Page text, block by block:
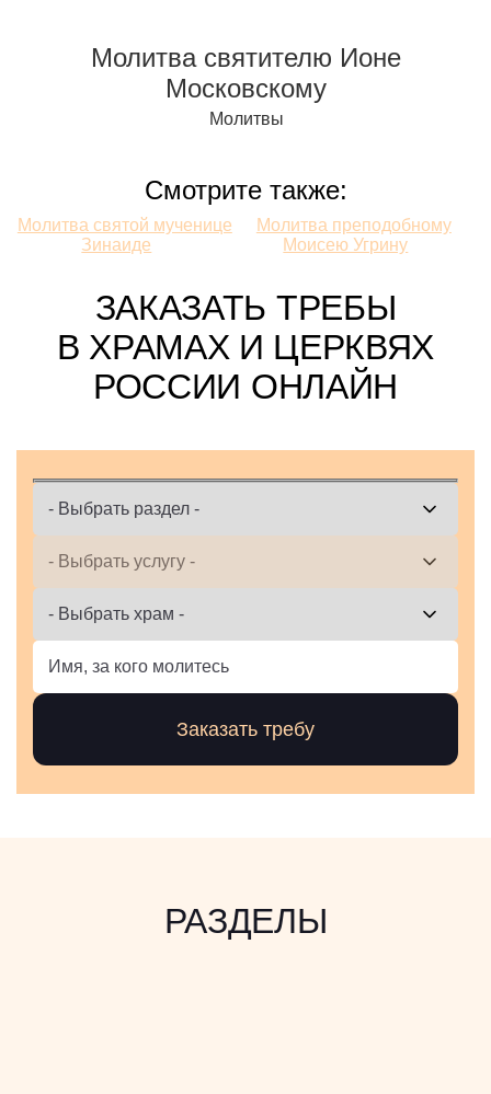
Молитва святителю Ионе
Московскому
Молитвы
Смотрите также:
Смотрите
также:
Молитва святой мученице
Зинаиде
Молитва преподобному
Моисею Угрину
ЗАКАЗАТЬ ТРЕБЫ
В ХРАМАХ И ЦЕРКВЯХ
РОССИИ ОНЛАЙН
РАЗДЕЛЫ